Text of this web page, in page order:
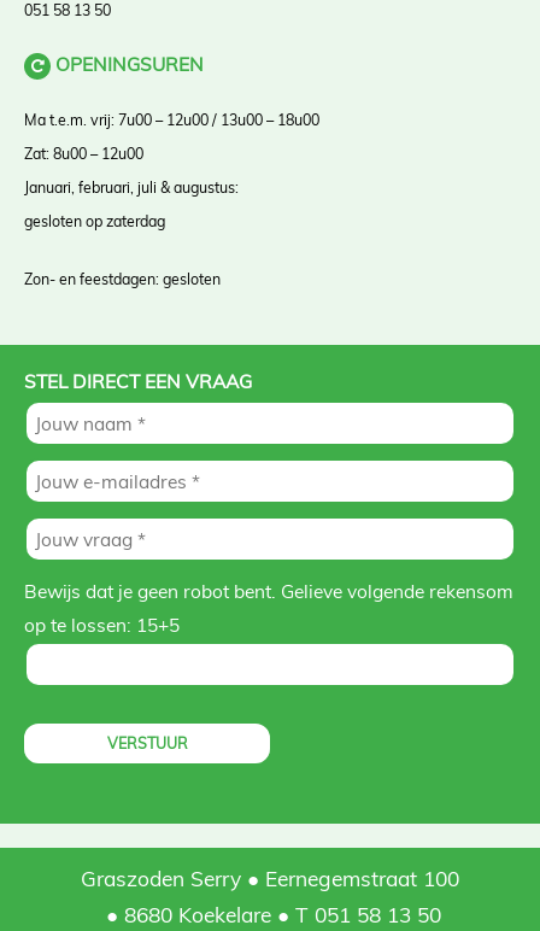
051 58 13 50
OPENINGSUREN
Ma t.e.m. vrij: 7u00 – 12u00 / 13u00 – 18u00
Zat: 8u00 – 12u00
Januari, februari, juli & augustus:
gesloten op zaterdag
Zon- en feestdagen: gesloten
STEL DIRECT EEN VRAAG
Bewijs dat je geen robot bent. Gelieve volgende rekensom
op te lossen: 15+5
Graszoden Serry
Eernegemstraat 100
8680 Koekelare
T 051 58 13 50